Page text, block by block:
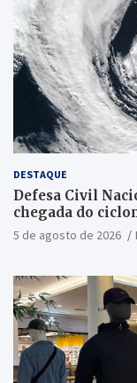
DESTAQUE
Defesa Civil
chegada do
5 de agosto de 2026